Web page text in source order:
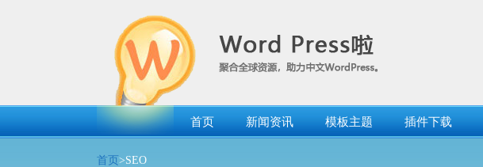
首页 新闻资讯 模板主题 插件下载
首页 >SEO